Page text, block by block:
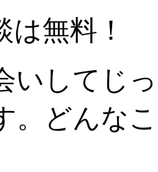
無料！
いしてじ
。どんな